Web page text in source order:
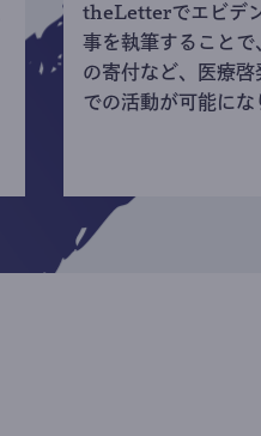
theLetterでエビデ
事を執筆すること
の寄付など、医療
での活動が可能にな